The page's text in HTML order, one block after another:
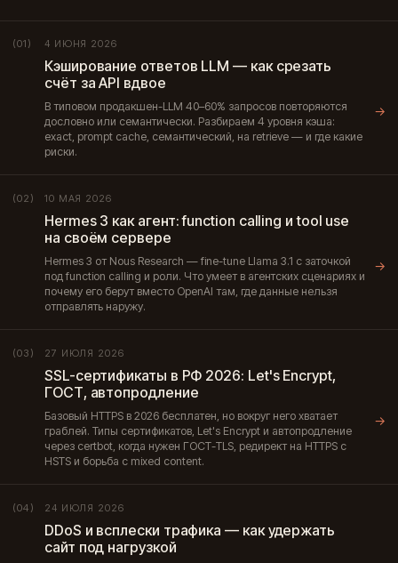
(01) 4 ИЮНЯ 2026
Кэширование ответов LLM — как срезать
счёт за API вдвое
В типовом продакшен-LLM 40–60% запросов повторяются
дословно или семантически. Разбираем 4 уровня кэша:
exact, prompt cache, семантический, на retrieve — и где какие
риски.
→
(02) 10 МАЯ 2026
Hermes 3 как агент: function calling и tool use
на своём сервере
Hermes 3 от Nous Research — fine-tune Llama 3.1 с заточкой
под function calling и роли. Что умеет в агентских сценариях и
почему его берут вместо OpenAI там, где данные нельзя
отправлять наружу.
→
(03) 27 ИЮЛЯ 2026
SSL-сертификаты в РФ 2026: Let's Encrypt,
ГОСТ, автопродление
Базовый HTTPS в 2026 бесплатен, но вокруг него хватает
граблей. Типы сертификатов, Let's Encrypt и автопродление
через certbot, когда нужен ГОСТ-TLS, редирект на HTTPS с
HSTS и борьба с mixed content.
→
(04) 24 ИЮЛЯ 2026
DDoS и всплески трафика — как удержать
сайт под нагрузкой